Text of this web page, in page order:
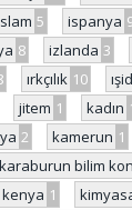
5 ispanya
8 izlanda 3
ırkçılık 10 ışid
jitem 1 kadın
2 kamerun 1
karaburun bilim
kenya 1